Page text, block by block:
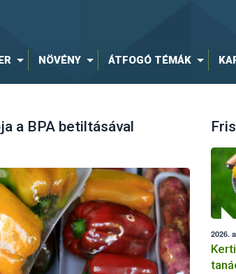
NÖVÉNY ÁTFOGÓ TÉMÁK
a BPA betiltásával
2026.